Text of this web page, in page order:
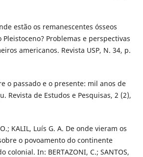
estão os remanescentes ósseos
Problemas e perspectivas
americanos. Revista USP, N. 34, p.
o passado e o presente: mil anos de
Revista de Estudos e Pesquisas, 2 (2),
KALIL, Luís G. A. De onde vieram os
o povoamento do continente
colonial. In: BERTAZONI, C.; SANTOS,